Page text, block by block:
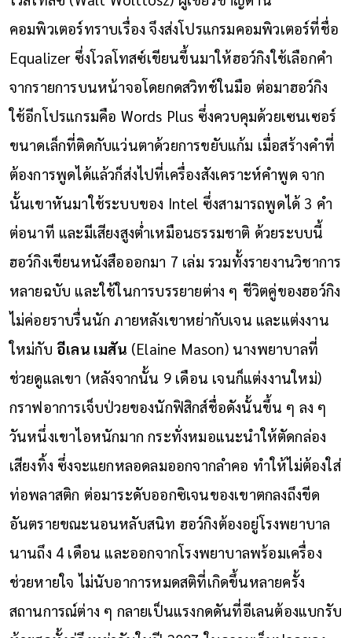
คอมพิวเตอร์ทราบเรื่อง จึงส่งโปรแกรมคอมพิวเตอร์ที่ชื่อ
Equalizer ซึ่งโวลโทสซ์เขียนขึ้นมาให้ฮอว์กิงใช้เลือกคำ
จากรายการบนหน้าจอโดยกดสวิทช์ในมือ ต่อมาฮอว์กิง
ใช้อีกโปรแกรมคือ Words Plus ซึ่งควบคุมด้วยเซนเซอร์
ขนาดเล็กที่ติดกับแว่นตาด้วยการขยับแก้ม เมื่อสร้างคำที่
ต้องการพูดได้แล้วก็ส่งไปที่เครื่องสังเคราะห์คำพูด จาก
นั้นเขาหันมาใช้ระบบของ Intel ซึ่งสามารถพูดได้ 3 คำ
ต่อนาที และมีเสียงสูงต่ำเหมือนธรรมชาติ ด้วยระบบนี้
ฮอว์กิงเขียนหนังสือออกมา 7 เล่ม รวมทั้งรายงานวิชาการ
หลายฉบับ และใช้ในการบรรยายต่าง ๆ ชีวิตคู่ของฮอว์กิง
ไม่ค่อยราบรื่นนัก ภายหลังเขาหย่ากับเจน และแต่งงาน
ใหม่กับ อีเลน เมสัน (Elaine Mason) นางพยาบาลที่
ช่วยดูแลเขา (หลังจากนั้น 9 เดือน เจนก็แต่งงานใหม่)
กราฟอาการเจ็บป่วยของนักฟิสิกส์ชื่อดังนั้นขึ้น ๆ ลง ๆ
วันหนึ่งเขาไอหนักมาก กระทั่งหมอแนะนำให้ตัดกล่อง
เสียงทิ้ง ซึ่งจะแยกหลอดลมออกจากลำคอ ทำให้ไม่ต้องใส่
ท่อพลาสติก ต่อมาระดับออกซิเจนของเขาตกลงถึงขีด
อันตรายขณะนอนหลับสนิท ฮอว์กิงต้องอยู่โรงพยาบาล
นานถึง 4 เดือน และออกจากโรงพยาบาลพร้อมเครื่อง
ช่วยหายใจ ไม่นับอาการหมดสติที่เกิดขึ้นหลายครั้ง
สถานการณ์ต่าง ๆ กลายเป็นแรงกดดันที่อีเลนต้องแบกรับ